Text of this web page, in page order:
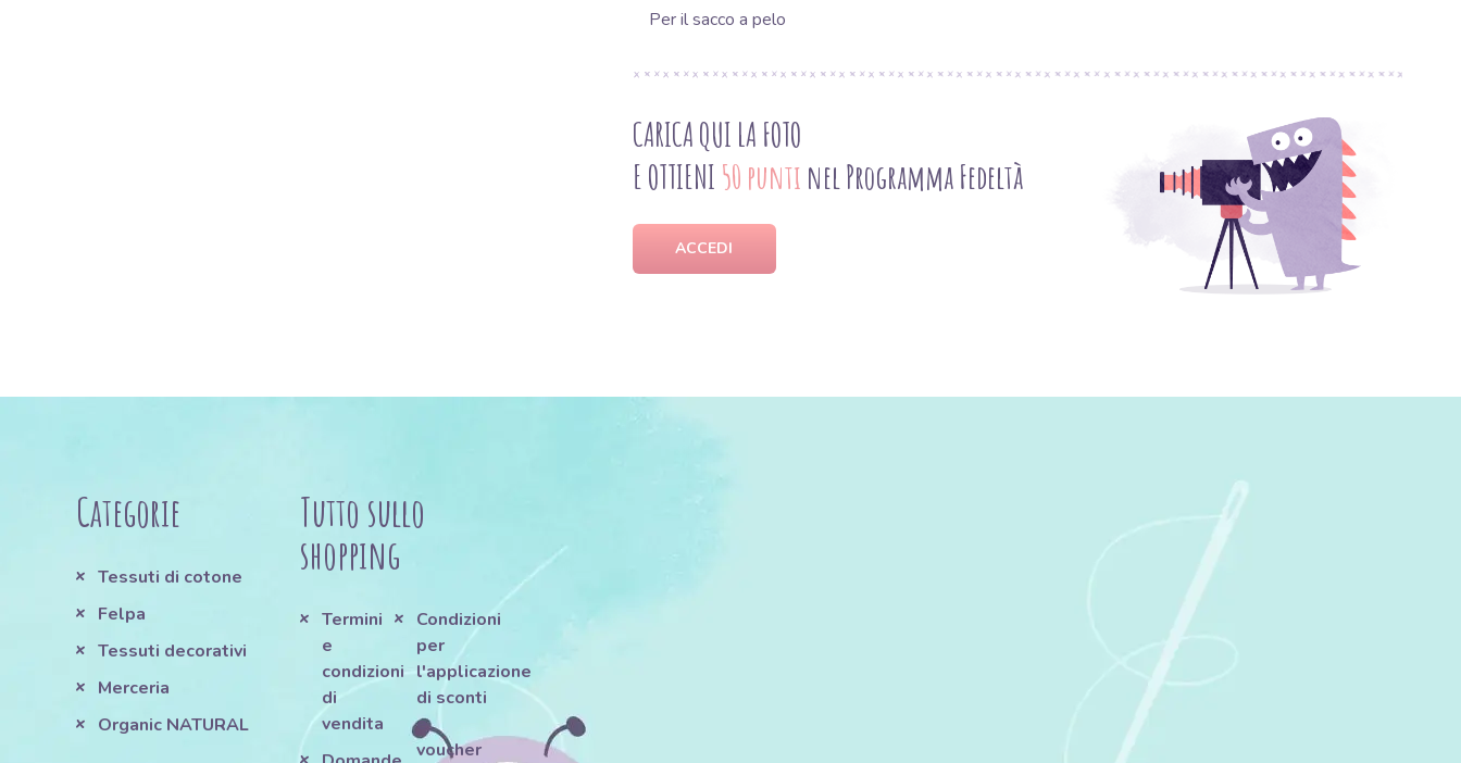
Per il sacco a pelo
CARICA QUI LA FOTO
E OTTIENI 50 punti nel Programma Fedeltà
ACCEDI
Categorie
Tessuti di cotone
Felpa
Tessuti decorativi
Merceria
Organic NATURAL
Tutto sullo
shopping
Termini
e
condizioni
di
vendita
Condizioni
per
l'applicazione
di sconti
e
voucher